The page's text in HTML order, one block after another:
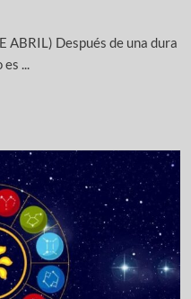
ABRIL) Después de una dura
...